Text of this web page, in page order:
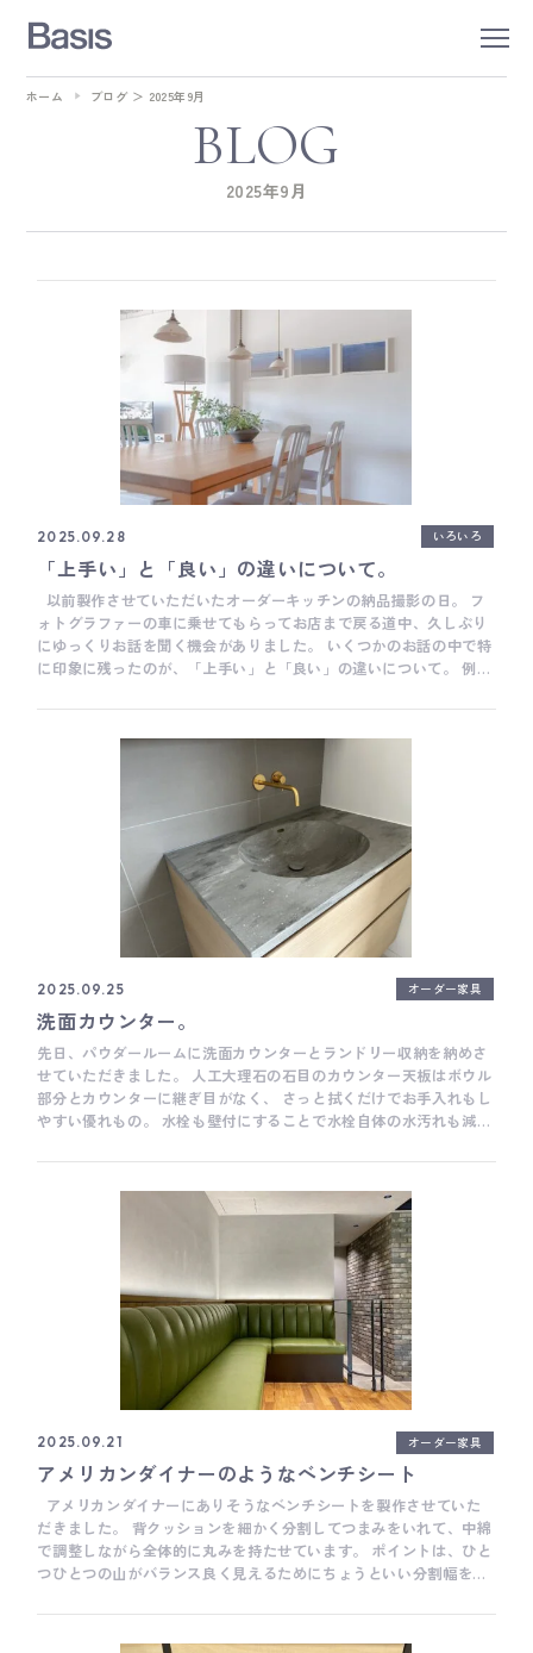
BLOG
2025年9月
ホーム ブログ ＞ 2025年9月
2025.09.28 いろいろ
「上手い」と「良い」の違いについて。
ォトグラファーの車に乗せてもらってお店まで戻る道中、久しぶり
にゆっくりお話を聞く機会がありました。 いくつかのお話の中で特
に印象に残ったのが、「上手い」と「良い」の違いについて。 例え
たくさんあって、また練習すればある程度のレベルまでは誰にでも
撮ることはできるかもしれないけど、その写真が「良い」写真かと
く分かっていない子供が何気なく撮った写真が、とても「良い」写
真になることも多々あるみたいで、そのあたりの感覚は、写真以外
の世界でもきっとあるんじゃないか、とのお話でした。 なお、良い
写真は見た瞬間、心が揺れ動くものだそうです。 なんだか、すごく
わかる気がします。 技術的に難しい加工がたくさん施された「上手
さ」はもちろん大切ですが、それだけだとあまり心は揺れ動かない
かもしれません。 見た瞬間、心が揺れ動くキッチンや家具。 テー
マが壮大すぎてまだ輪郭すら掴めていないけど、長い時間をかけて
目指していくには、とても本質的なテーマだと思います。 廣田
___ Basisは、木工家具職人による細やかな手仕事を大切にしたオ
ーダーキッチンメーカーです。 キッチン全体の雰囲気だけではな
く、家具のように細かい部分までとことんこだわって作ることがと
ても得意です。 オーダーキッチンをご検討の際は、ぜひお気軽にご
相談ください。 Basisのキッチンづくりについて Basisの製作事例
について Basisのショールームについて
2025.09.25 オーダー家具
洗面カウンター。
先日、パウダールームに洗面カウンターとランドリー収納を納めさ
せていただきました。 人工大理石の石目のカウンター天板はボウル
部分とカウンターに継ぎ目がなく、 さっと拭くだけでお手入れもし
やすい優れもの。 水栓も壁付にすることで水栓自体の水汚れも減ら
ミラー前の照明は奥様がお化粧がしやすい白っぽい光の昼白色を
（画像は点灯していません）、 普段使われる部分の間接照明は電球
色を。 オーダー家具だと、照明の色もお好みに合わせてカスタマイ
を取付)にすることで 端正な表情といいますか、カジュアルすぎな
い上品な空間になったかと思います。 扉と枠の隙間も全体の印象に
関わってくる大切なポイント、 精度の高い家具を作ってくださる工
場、職人さんのおかげで実現できるかたちです。 こちらのパウダー
ルームの上には大きなトップライトがあり、 日中は明るく、爽やか
な空間、夜は間接照明で落ちついた印象に。 お納めした家具がご家
族の毎日の、しっかりとした黒子になれますように。 高橋 ___
Basisは、木工家具職人による細やかな手仕事を大切にしたオーダ
ーキッチンメーカーです。 キッチン全体の雰囲気だけではなく、家
具のように細かい部分までとことんこだわって作ることがとても得
意です。 オーダーキッチンをご検討の際は、ぜひお気軽にご相談く
ださい。 Basisのキッチンづくりについて Basisの製作事例につい
て Basisのショールームについて
2025.09.21 オーダー家具
アメリカンダイナーのようなベンチシート
アメリカンダイナーにありそうなベンチシートを製作させていた
だきました。 背クッションを細かく分割してつまみをいれて、中綿
で調整しながら全体的に丸みを持たせています。 ポイントは、ひと
つひとつの山がバランス良く見えるためにちょうといい分割幅を設
るさく見えるし、少ないとあんまり雰囲気がでてきません。 山の膨
らみが少ないと貧相に見えるけど、大きすぎてもなんとなくアンバ